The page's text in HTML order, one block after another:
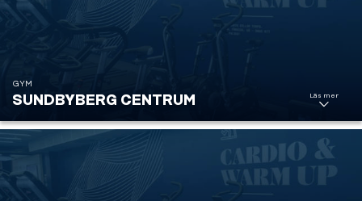
GYM
SUNDBYBERG CENTRUM Läs mer
Sundbyberg
Centrum